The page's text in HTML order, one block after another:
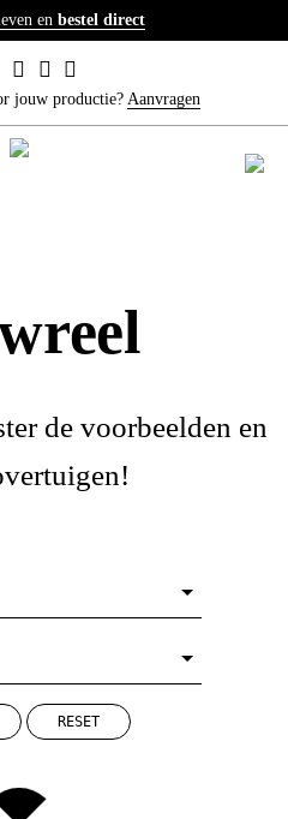
en bestel direct
jouw productie? Aanvragen
de voorbeelden en
RESET